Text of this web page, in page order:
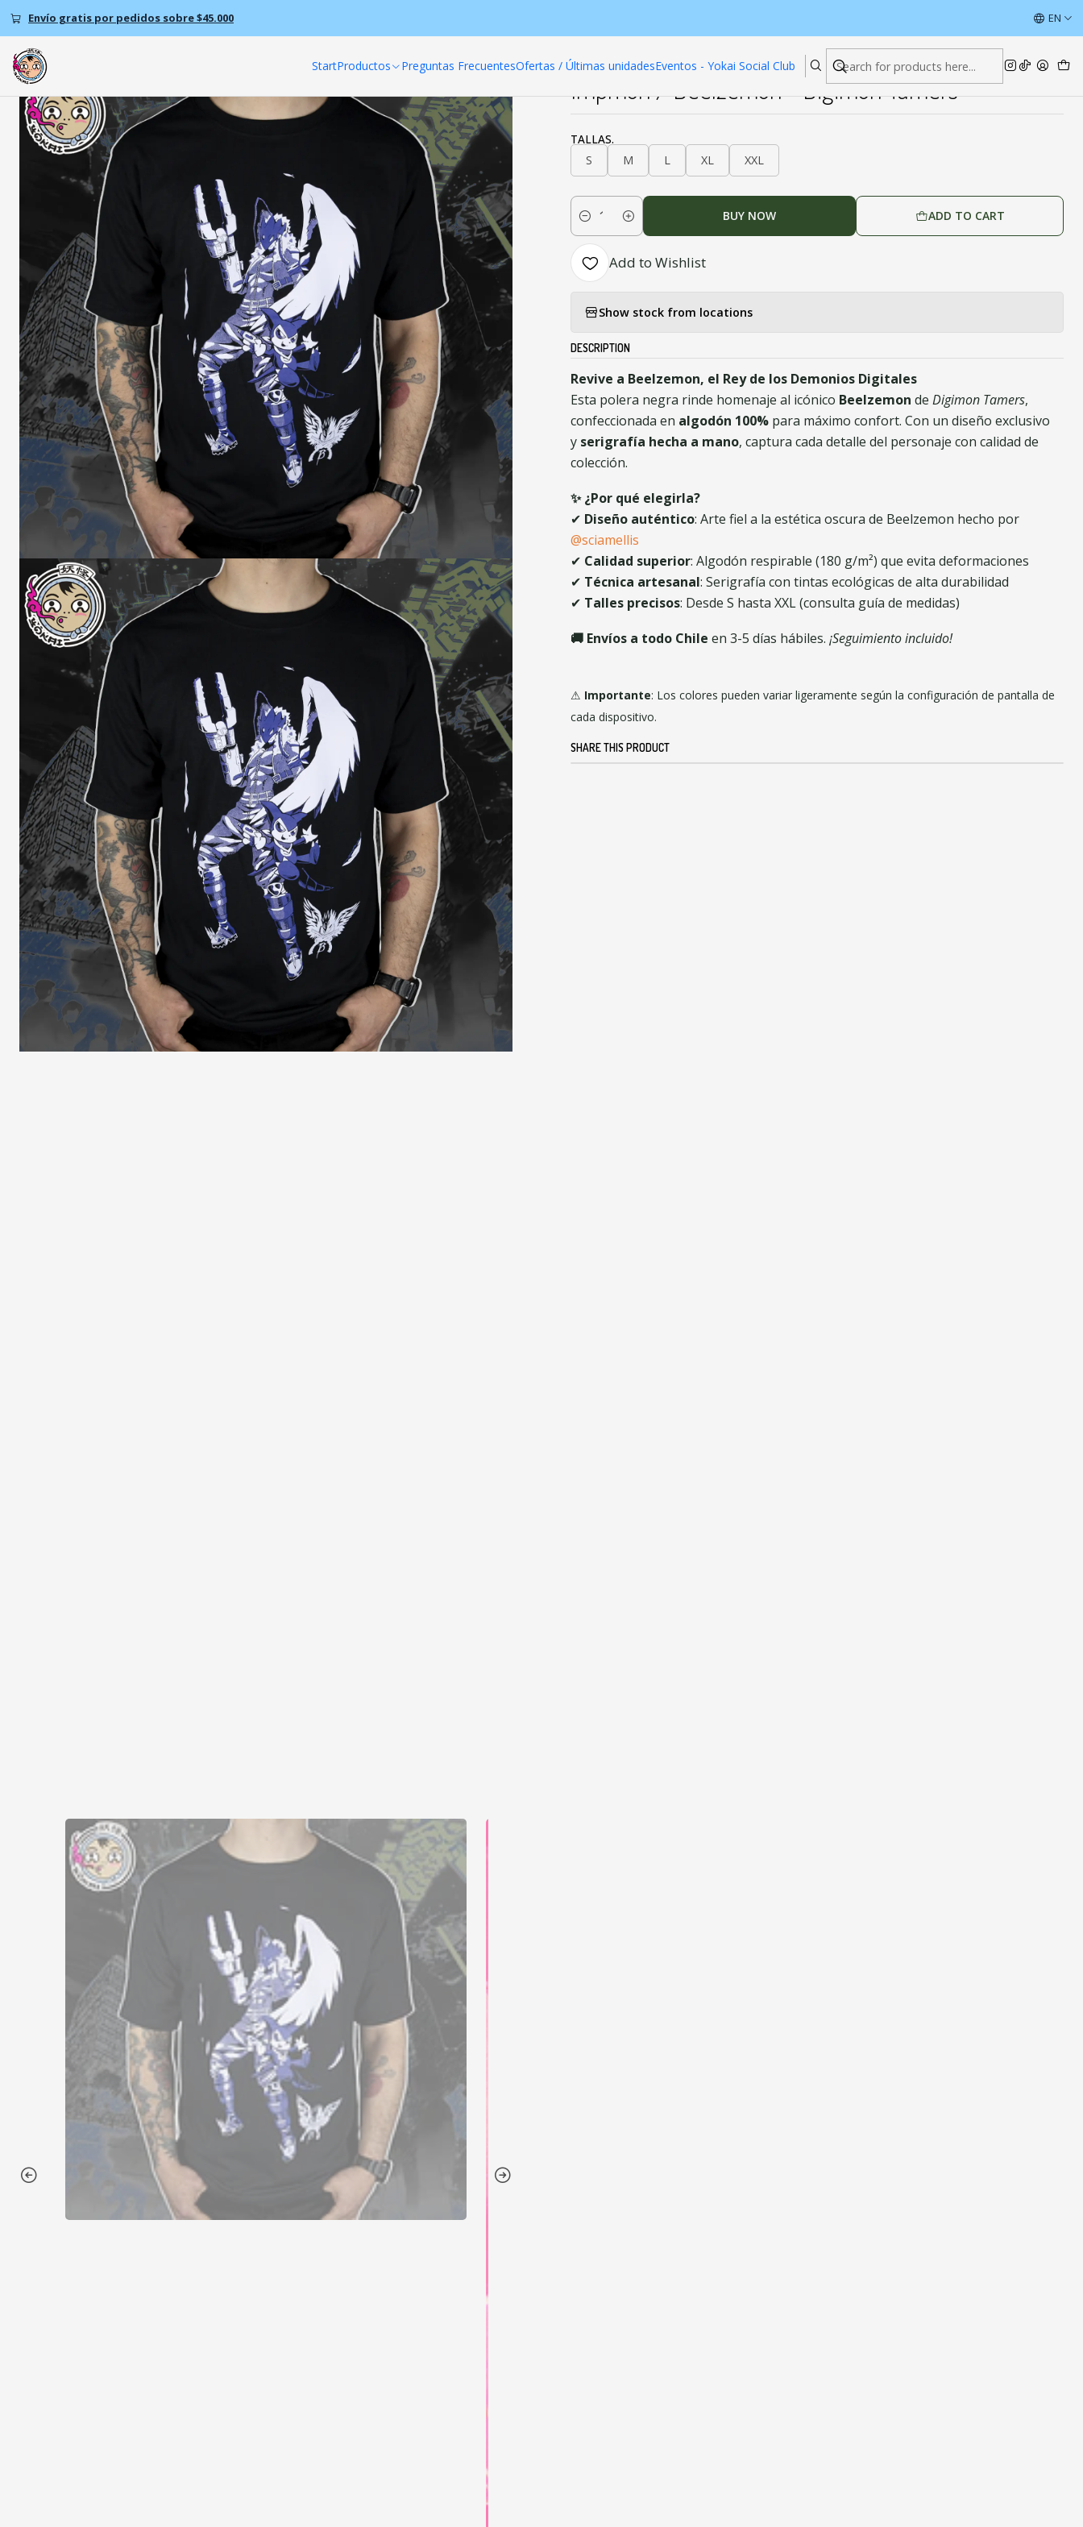
StartProductos Preguntas FrecuentesOfertas / Últimas unidadesEventos - Yokai Social Club
Envío gratis por pedidos sobre $45.000 Read more
EN
|
Impmon / Beelzemon - Digimon Tamers
TALLAS.
S
M L XL XXL
Quantity
ADD TO CART
BUY NOW
Add to Wishlist
Show stock from locations
DESCRIPTION
Revive a Beelzemon, el Rey de los Demonios Digitales
Esta polera negra rinde homenaje al icónico Beelzemon de Digimon Tamers,
confeccionada en algodón 100% para máximo confort. Con un diseño exclusivo
y serigrafía hecha a mano, captura cada detalle del personaje con calidad de
colección.
✨ ¿Por qué elegirla?
✔ Diseño auténtico: Arte fiel a la estética oscura de Beelzemon hecho por
@sciamellis
✔ Calidad superior: Algodón respirable (180 g/m²) que evita deformaciones
✔ Técnica artesanal: Serigrafía con tintas ecológicas de alta durabilidad
✔ Talles precisos: Desde S hasta XXL (consulta guía de medidas)
🚚 Envíos a todo Chile en 3-5 días hábiles. ¡Seguimiento incluido!
⚠ Importante: Los colores pueden variar ligeramente según la configuración de pantalla de
cada dispositivo.
SHARE THIS PRODUCT